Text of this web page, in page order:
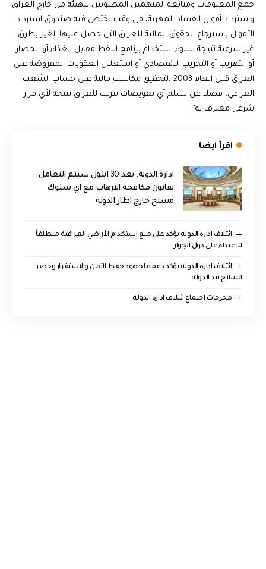
جمع المعلومات ومتابعة المتهمين المطلوبين للهيئة من خارج العراق
واسترداد أموال الفساد المهربة، في وقت يختص فيه صندوق استرداد
الأموال باسترجاع الحقوق المالية للعراق التي حصل عليها الغير بطرق
غير شرعية نتيجة لسوء استخدام برنامج النفط مقابل الغذاء أو الحصار
أو التهريب أو التخريب الاقتصادي أو استغلال العقوبات المفروضة على
العراق قبل العام 2003 ،لتحقيق مكاسب مالية على حساب الشعب
العراقي، فضلا عن تسلم أي تعويضات تترتب للعراق نتيجة لأي قرار
شرعي معترف به".
اقرأ ايضا
ادارة الدولة: بعد 30 ايلول سيتم التعامل
بقانون مكافحة الارهاب مع اي سلوك
مسلح خارج اطار الدولة
ائتلاف ادارة الدولة يؤكد على منع استخدام الأراضي العراقية منطلقاً
للاعتداء على دول الجوار
ائتلاف ادارة الدولة يؤكد دعمه لجهود حفظ الأمن والاستقرار وحصر
السلاح بيد الدولة
مخرجات اجتماع ائتلاف ادارة الدولة